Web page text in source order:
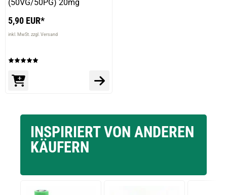
(50VG/50PG) 20mg
5,90 EUR*
inkl. MwSt. zzgl. Versand
INSPIRIERT VON ANDEREN
KÄUFERN